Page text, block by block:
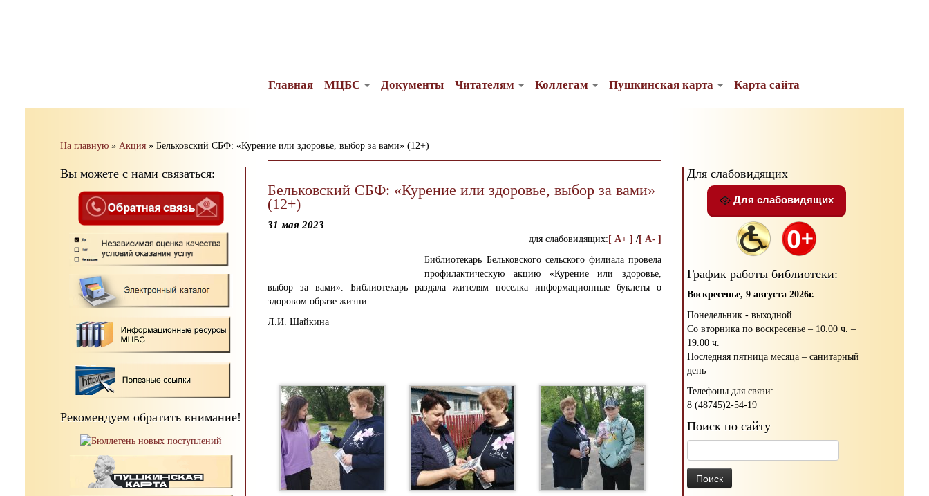
Главная МЦБС Документы Читателям Коллегам Пушкинская карта Карта сайта
На главную » Акция » Бельковский СБФ: «Курение или здоровье, выбор за вами» (12+)
Вы можете с нами связаться:
Рекомендуем обратить внимание!
Бельковский СБФ: «Курение или здоровье, выбор за вами»
(12+)
31 мая 2023
для слабовидящих: [ A+ ] /[ A- ]
Библиотекарь Бельковского сельского филиала провела
профилактическую акцию «Курение или здоровье,
выбор за вами». Библиотекарь раздала жителям поселка информационные буклеты о
здоровом образе жизни.
Л.И. Шайкина
Для слабовидящих
Для слабовидящих
График работы библиотеки:
Воскресенье, 9 августа 2026г.
Понедельник - выходной
Со вторника по воскресенье – 10.00 ч. –
19.00 ч.
Последняя пятница месяца – санитарный
день
Телефоны для связи:
8 (48745)2-54-19
Поиск по сайту